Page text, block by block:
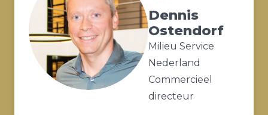
Dennis
Ostendorf
Milieu Service
Nederland
Commercieel
directeur